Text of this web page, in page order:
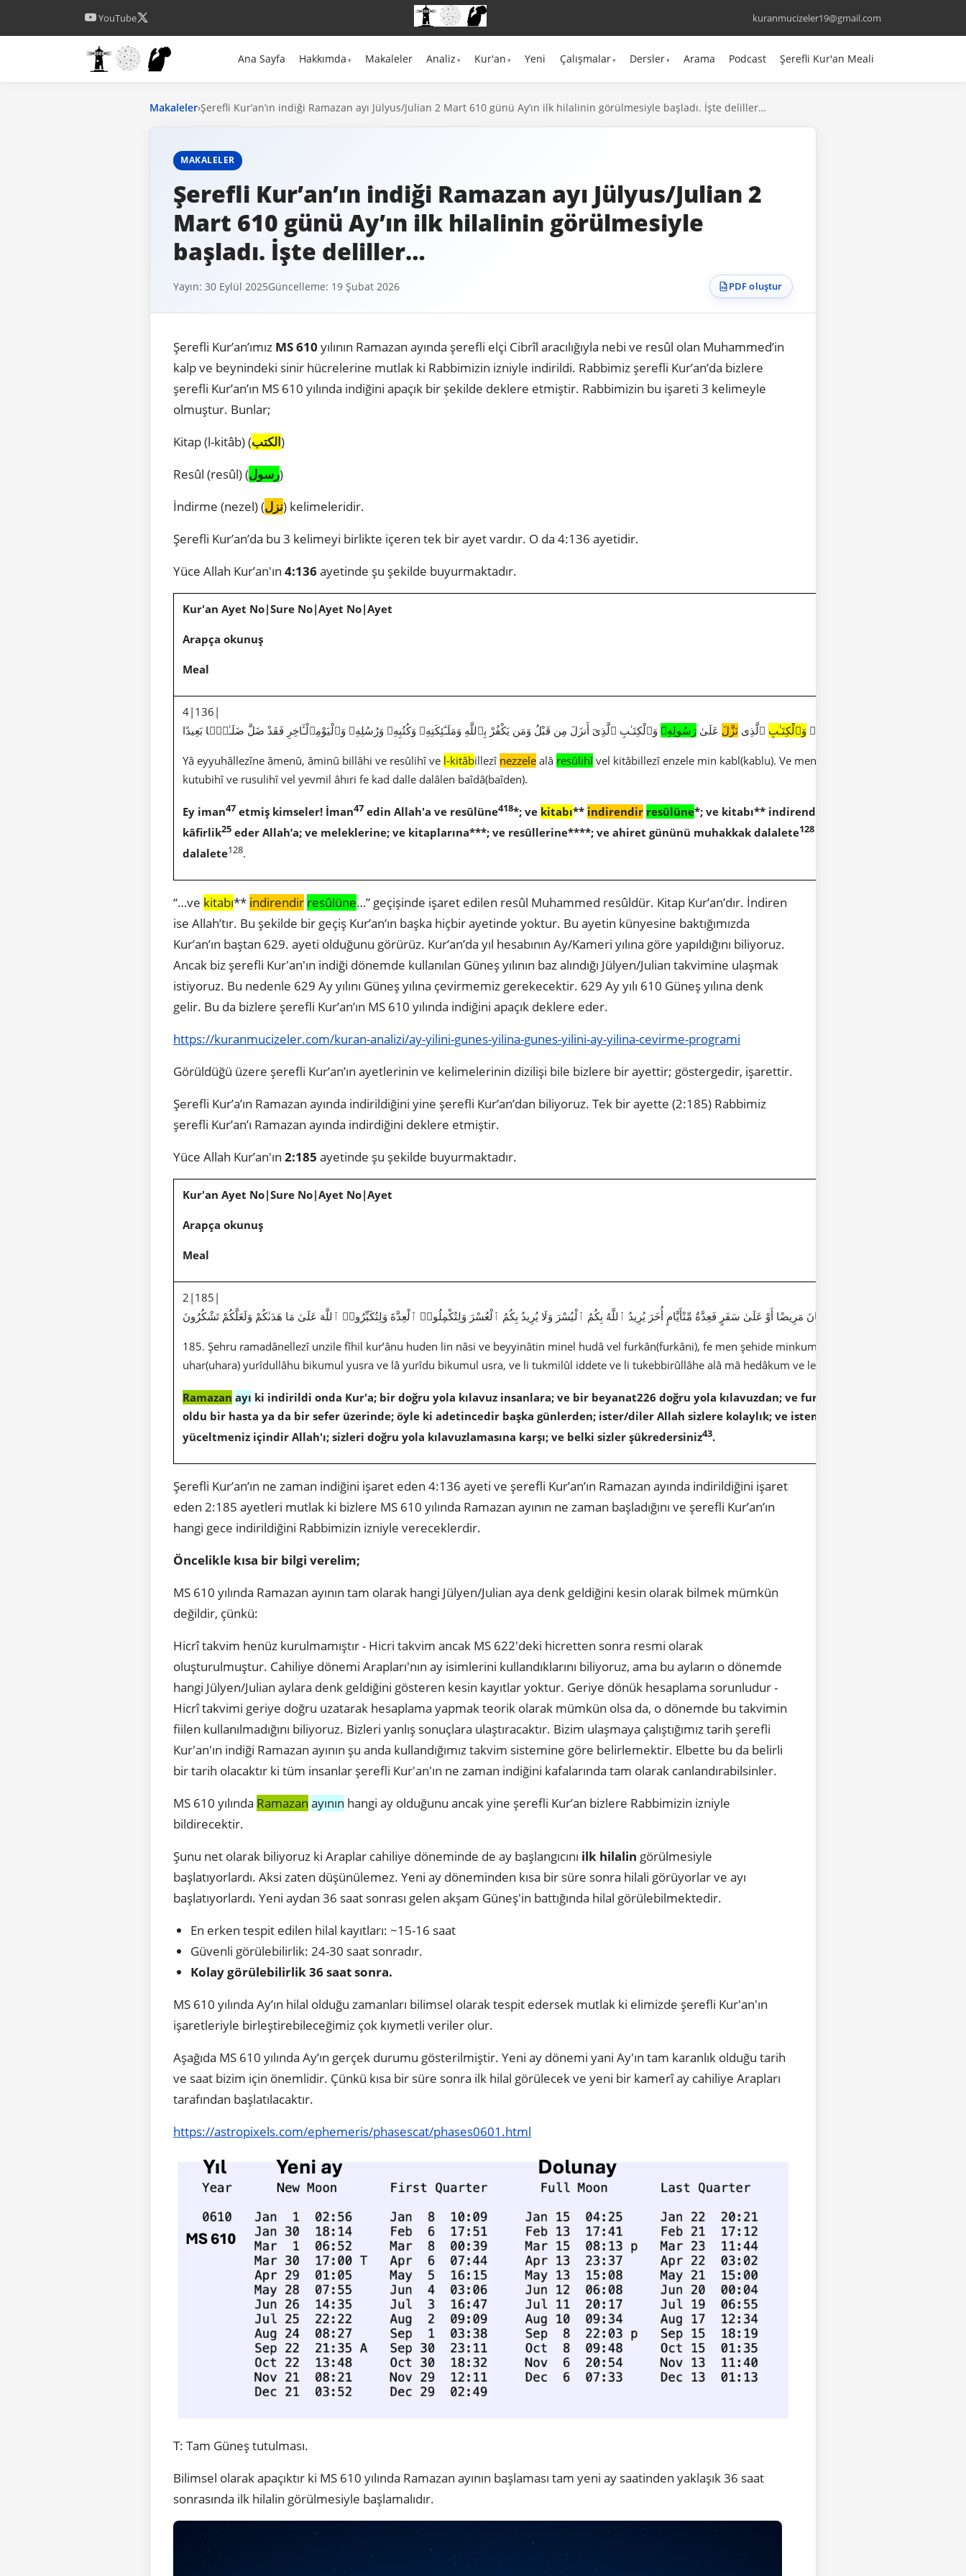
YouTube kuranmucizeler19@gmail.com
Ana Sayfa Hakkımda Makaleler Analiz Kur'an Yeni Çalışmalar Dersler Arama Podcast Şerefli Kur'an Meali
Makaleler›Şerefli Kur’an’ın indiği Ramazan ayı Jülyus/Julian 2 Mart 610 günü Ay’ın ilk hilalinin görülmesiyle başladı. İşte deliller…
MAKALELER
Şerefli Kur’an’ın indiği Ramazan ayı Jülyus/Julian 2
Mart 610 günü Ay’ın ilk hilalinin görülmesiyle
başladı. İşte deliller…
Yayın: 30 Eylül 2025Güncelleme: 19 Şubat 2026 PDF oluştur
Şerefli Kur’an’ımız MS 610 yılının Ramazan ayında şerefli elçi Cibrîl aracılığıyla nebi ve resûl olan Muhammed’in
kalp ve beynindeki sinir hücrelerine mutlak ki Rabbimizin izniyle indirildi. Rabbimiz şerefli Kur’an’da bizlere
şerefli Kur’an’ın MS 610 yılında indiğini apaçık bir şekilde deklere etmiştir. Rabbimizin bu işareti 3 kelimeyle
olmuştur. Bunlar;
Kitap (l-kitâb) (الكتب)
Resûl (resûl) (رسول)
İndirme (nezel) (نزل) kelimeleridir.
Şerefli Kur’an’da bu 3 kelimeyi birlikte içeren tek bir ayet vardır. O da 4:136 ayetidir.
Yüce Allah Kur’an'ın 4:136ayetinde şu şekilde buyurmaktadır.
Kur'an Ayet No|Sure No|Ayet No|Ayet
Arapça okunuş
Meal
4|136|
ءَامَنُوٓا۟ ءَامِنُوا۟ بِٱللَّهِ وَرَسُولِهِۦ وَٱلْكِتَـٰبِ ٱلَّذِى نَزَّلَ عَلَىٰ رَسُولِهِۦ وَٱلْكِتَـٰبِ ٱلَّذِىٓ أَنزَلَ مِن قَبْلُ وَمَن يَكْفُرْ بِٱللَّهِ وَمَلَـٰٓئِكَتِهِۦ وَكُتُبِهِۦ وَرُسُلِهِۦ وَٱلْيَوْمِٱلْـَٔاخِرِ فَقَدْ ضَلَّ ضَلَـٰلًۢا بَعِيدًا
Yâ eyyuhâllezîne âmenû, âminû billâhi ve resûlihî ve l-kitâbillezî nezzele alâ resûlihîvel kitâbillezî enzele min kabl(kablu). Ve men yekfur billâhi ve melâiketihî
kutubihî ve rusulihî vel yevmil âhıri fe kad dalle dalâlen baîdâ(baîden).
Ey iman47 etmiş kimseler! İman47 edin Allah'a ve resûlüne418*; ve kitabı** indirendir resûlüne*; ve kitabı** indirendir daha önceden; ve kim
kâfirlik25 eder Allah’a; ve meleklerine; ve kitaplarına***; ve resûllerine****; ve ahiret gününü muhakkak dalalete128
dalalete128.
“…ve kitabı** indirendir resûlüne…” geçişinde işaret edilen resûl Muhammed resûldür. Kitap Kur’an’dır. İndiren
ise Allah’tır. Bu şekilde bir geçiş Kur’an’ın başka hiçbir ayetinde yoktur. Bu ayetin künyesine baktığımızda
Kur’an’ın baştan 629. ayeti olduğunu görürüz. Kur’an’da yıl hesabının Ay/Kameri yılına göre yapıldığını biliyoruz.
Ancak biz şerefli Kur'an'ın indiği dönemde kullanılan Güneş yılının baz alındığı Jülyen/Julian takvimine ulaşmak
istiyoruz. Bu nedenle 629 Ay yılını Güneş yılına çevirmemiz gerekecektir. 629 Ay yılı 610 Güneş yılına denk
gelir. Bu da bizlere şerefli Kur’an’ın MS 610 yılında indiğini apaçık deklere eder.
https://kuranmucizeler.com/kuran-analizi/ay-yilini-gunes-yilina-gunes-yilini-ay-yilina-cevirme-programi
Görüldüğü üzere şerefli Kur’an’ın ayetlerinin ve kelimelerinin dizilişi bile bizlere bir ayettir; göstergedir, işarettir.
Şerefli Kur’a’ın Ramazan ayında indirildiğini yine şerefli Kur’an’dan biliyoruz. Tek bir ayette (2:185) Rabbimiz
şerefli Kur’an’ı Ramazan ayında indirdiğini deklere etmiştir.
Yüce Allah Kur’an'ın 2:185 ayetinde şu şekilde buyurmaktadır.
Kur'an Ayet No|Sure No|Ayet No|Ayet
Arapça okunuş
Meal
2|185|
مِنكُمُ ٱلشَّهْرَ فَلْيَصُمْهُ وَمَن كَانَ مَرِيضًا أَوْ عَلَىٰ سَفَرٍ فَعِدَّةٌ مِّنْأَيَّامٍ أُخَرَ يُرِيدُ ٱللَّهُ بِكُمُ ٱلْيُسْرَ وَلَا يُرِيدُ بِكُمُ ٱلْعُسْرَ وَلِتُكْمِلُوا۟ ٱلْعِدَّةَ وَلِتُكَبِّرُوا۟ ٱللَّهَ عَلَىٰ مَا هَدَىٰكُمْ وَلَعَلَّكُمْ تَشْكُرُونَ
185. Şehru ramadânellezî unzile fîhil kur’ânu huden lin nâsi ve beyyinâtin minel hudâ vel furkân(furkâni), fe men şehide minkumuş şehra fel
uhar(uhara) yurîdullâhu bikumul yusra ve lâ yurîdu bikumul usra, ve li tukmilûl iddete ve li tukebbirûllâhe alâ mâ hedâkum ve leallekum teşkurûn(teşkurûne).
Ramazan ayı ki indirildi onda Kur'a; bir doğru yola kılavuz insanlara; ve bir beyanat226 doğru yola kılavuzdan; ve furkan
oldu bir hasta ya da bir sefer üzerinde; öyle ki adetincedir başka günlerden; ister/diler Allah sizlere kolaylık; ve istemez/dilemez sizlere
yüceltmeniz içindir Allah'ı; sizleri doğru yola kılavuzlamasına karşı; ve belki sizler şükredersiniz43.
Şerefli Kur’an’ın ne zaman indiğini işaret eden 4:136 ayeti ve şerefli Kur’an’ın Ramazan ayında indirildiğini işaret
eden 2:185 ayetleri mutlak ki bizlere MS 610 yılında Ramazan ayının ne zaman başladığını ve şerefli Kur’an’ın
hangi gece indirildiğini Rabbimizin izniyle vereceklerdir.
Öncelikle kısa bir bilgi verelim;
MS 610 yılında Ramazan ayının tam olarak hangi Jülyen/Julian aya denk geldiğini kesin olarak bilmek mümkün
değildir, çünkü:
Hicrî takvim henüz kurulmamıştır - Hicri takvim ancak MS 622'deki hicretten sonra resmi olarak
oluşturulmuştur. Cahiliye dönemi Arapları'nın ay isimlerini kullandıklarını biliyoruz, ama bu ayların o dönemde
hangi Jülyen/Julian aylara denk geldiğini gösteren kesin kayıtlar yoktur. Geriye dönük hesaplama sorunludur -
Hicrî takvimi geriye doğru uzatarak hesaplama yapmak teorik olarak mümkün olsa da, o dönemde bu takvimin
fiilen kullanılmadığını biliyoruz. Bizleri yanlış sonuçlara ulaştıracaktır. Bizim ulaşmaya çalıştığımız tarih şerefli
Kur'an'ın indiği Ramazan ayının şu anda kullandığımız takvim sistemine göre belirlemektir. Elbette bu da belirli
bir tarih olacaktır ki tüm insanlar şerefli Kur'an'ın ne zaman indiğini kafalarında tam olarak canlandırabilsinler.
MS 610 yılında Ramazan ayının hangi ay olduğunu ancak yine şerefli Kur’an bizlere Rabbimizin izniyle
bildirecektir.
Şunu net olarak biliyoruz ki Araplar cahiliye döneminde de ay başlangıcını ilk hilalin görülmesiyle
başlatıyorlardı. Aksi zaten düşünülemez. Yeni ay döneminden kısa bir süre sonra hilali görüyorlar ve ayı
başlatıyorlardı. Yeni aydan 36 saat sonrası gelen akşam Güneş'in battığında hilal görülebilmektedir.
En erken tespit edilen hilal kayıtları: ~15-16 saat
Güvenli görülebilirlik: 24-30 saat sonradır.
Kolay görülebilirlik 36 saat sonra.
MS 610 yılında Ay’ın hilal olduğu zamanları bilimsel olarak tespit edersek mutlak ki elimizde şerefli Kur'an'ın
işaretleriyle birleştirebileceğimiz çok kıymetli veriler olur.
Aşağıda MS 610 yılında Ay’ın gerçek durumu gösterilmiştir. Yeni ay dönemi yani Ay'ın tam karanlık olduğu tarih
ve saat bizim için önemlidir. Çünkü kısa bir süre sonra ilk hilal görülecek ve yeni bir kamerî ay cahiliye Arapları
tarafından başlatılacaktır.
https://astropixels.com/ephemeris/phasescat/phases0601.html
T: Tam Güneş tutulması.
Bilimsel olarak apaçıktır ki MS 610 yılında Ramazan ayının başlaması tam yeni ay saatinden yaklaşık 36 saat
sonrasında ilk hilalin görülmesiyle başlamalıdır.